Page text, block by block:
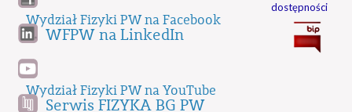
Wydział Fizyki PW na Facebook
WFPW na LinkedIn
Wydział Fizyki PW na YouTube
Serwis FIZYKA BG PW
dostępności